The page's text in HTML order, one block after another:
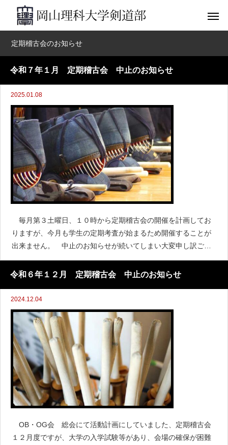
定期稽古会のお知らせ
令和７年１月 定期稽古会 中止のお知らせ
2025.01.08
毎月第３土曜日、１０時から定期稽古会の開催を計画してお
りますが、今月も学生の定期考査が始まるため開催することが
出来ません。 中止のお知らせが続いてしまい大変申し訳ござ
いません。 次のお知らせは開催できるようになりましたらお
知らせ致します。（OB・OG会 役員）
令和６年１２月 定期稽古会 中止のお知らせ
2024.12.04
OB・OG会 総会にて活動計画にしていました、定期稽古会
１２月度ですが、大学の入学試験等があり、会場の確保が困難